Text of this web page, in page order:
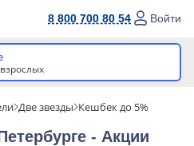
8 800 700 80 54 Войти
Две звезды Кешбек до 5%
- Акции